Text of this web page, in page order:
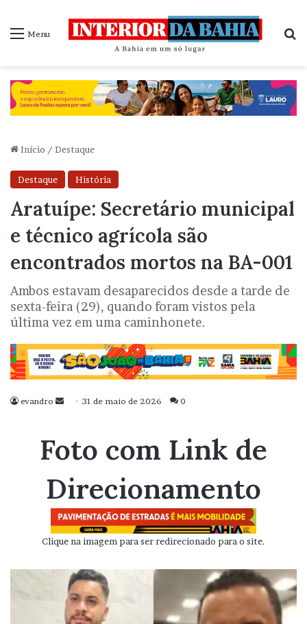
Menu
Início / Destaque
Destaque História
Aratuípe: Secretário municipal
e técnico agrícola são
encontrados mortos na BA-001
Ambos estavam desaparecidos desde a tarde de
sexta-feira (29), quando foram vistos pela
última vez em uma caminhonete.
evandro
Mande
mail
31 de maio de 2026 0
Foto com Link de
Direcionamento
Clique na imagem para ser redirecionado para o site.